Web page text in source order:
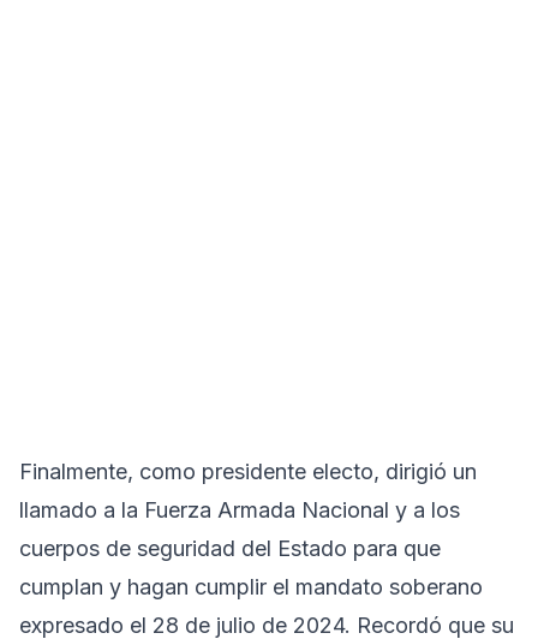
Finalmente, como presidente electo, dirigió un
llamado a la Fuerza Armada Nacional y a los
cuerpos de seguridad del Estado para que
cumplan y hagan cumplir el mandato soberano
expresado el 28 de julio de 2024. Recordó que su